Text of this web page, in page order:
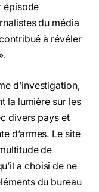
épisode
du média
à révéler
d’investigation,
la lumière sur les
divers pays et
d’armes. Le site
de
a choisi de ne
du bureau